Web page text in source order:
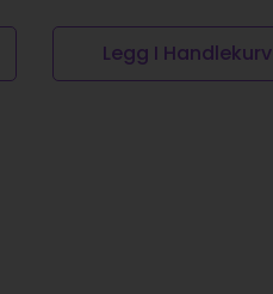
Legg I Handlekurv